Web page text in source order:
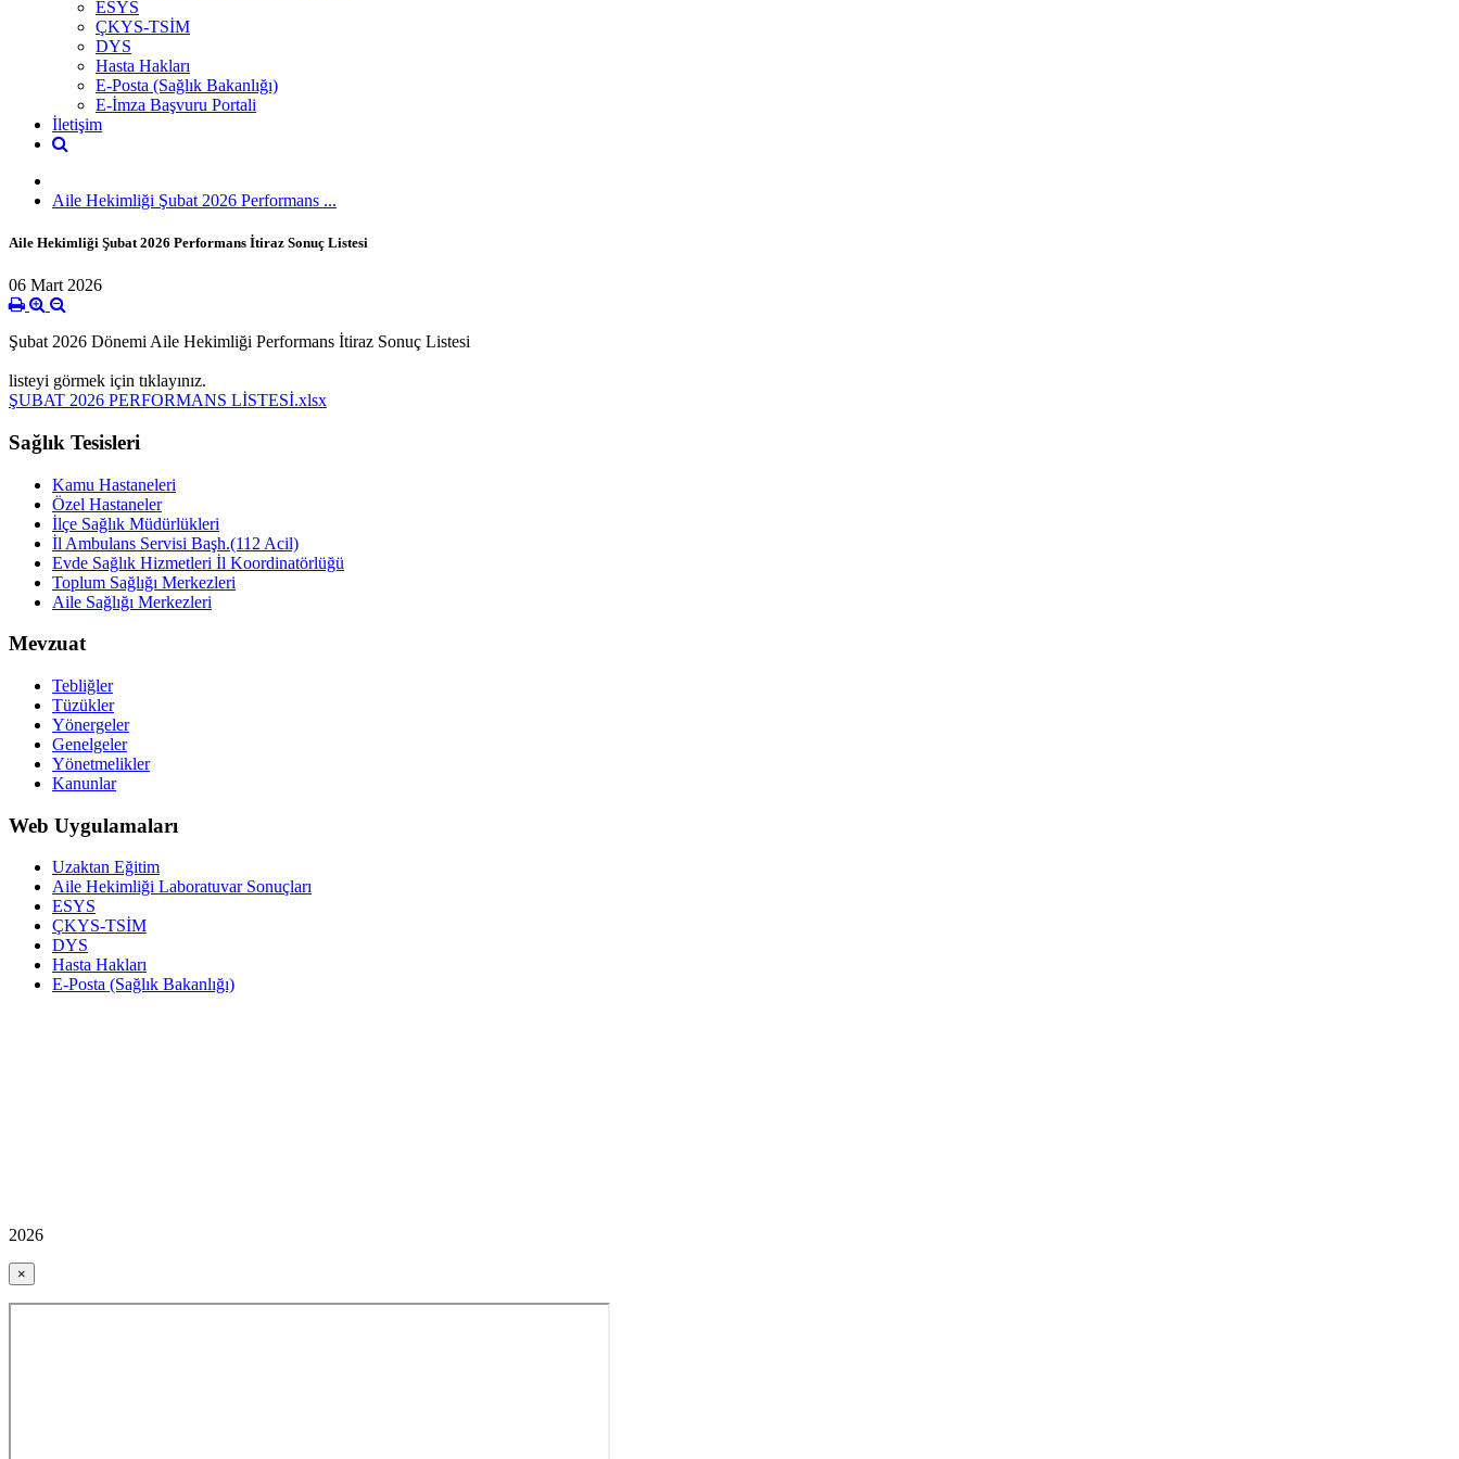
ESYS
ÇKYS-TSİM
DYS
Hasta Hakları
E-Posta (Sağlık Bakanlığı)
E-İmza Başvuru Portali
İletişim
Aile Hekimliği Şubat 2026 Performans ...
Aile Hekimliği Şubat 2026 Performans İtiraz Sonuç Listesi
06 Mart 2026
Şubat 2026 Dönemi Aile Hekimliği Performans İtiraz Sonuç Listesi
listeyi görmek için tıklayınız.
ŞUBAT 2026 PERFORMANS LİSTESİ.xlsx
Sağlık Tesisleri
Kamu Hastaneleri
Özel Hastaneler
İlçe Sağlık Müdürlükleri
İl Ambulans Servisi Başh.(112 Acil)
Evde Sağlık Hizmetleri İl Koordinatörlüğü
Toplum Sağlığı Merkezleri
Aile Sağlığı Merkezleri
Mevzuat
Tebliğler
Tüzükler
Yönergeler
Genelgeler
Yönetmelikler
Kanunlar
Web Uygulamaları
Uzaktan Eğitim
Aile Hekimliği Laboratuvar Sonuçları
ESYS
ÇKYS-TSİM
DYS
Hasta Hakları
E-Posta (Sağlık Bakanlığı)
2026
×